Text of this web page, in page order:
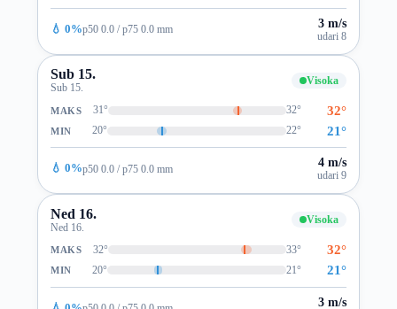
💧 0%p50 0.0 / p75 0.0 mm 3 m/s
udari 8
Sub 15.
Sub 15.
Visoka
MAKS 31° 32° 32°
MIN 20° 22° 21°
💧 0%p50 0.0 / p75 0.0 mm 4 m/s
udari 9
Ned 16.
Ned 16.
Visoka
MAKS 32° 33° 32°
MIN 20° 21° 21°
3 m/s